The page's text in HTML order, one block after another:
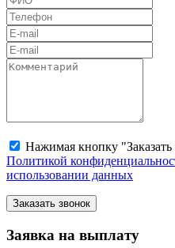
Нажимая кнопку "Заказать
Политикой
использовании данных
Заказать звонок
Заявка на выплату